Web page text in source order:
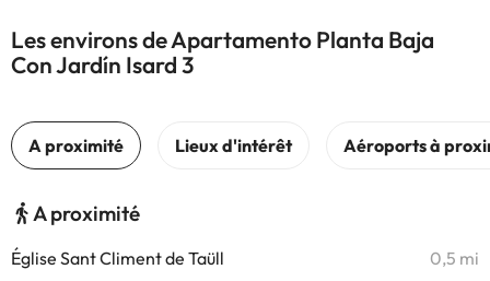
Les environs de Apartamento Planta Baja
Con Jardín Isard 3
A proximité
Église Sant Climent de Taüll 0,5 mi